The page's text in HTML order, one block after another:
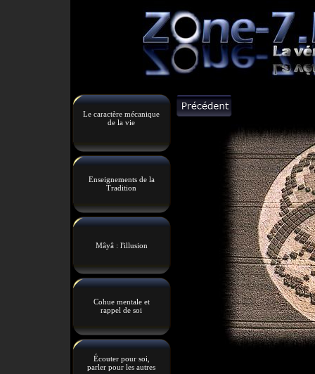
Le caractère mécanique
de la vie
Enseignements de la
Tradition
Mâyâ : l'illusion
Cohue mentale et
rappel de soi
Écouter pour soi,
parler pour les autres